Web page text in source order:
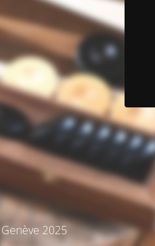
2025